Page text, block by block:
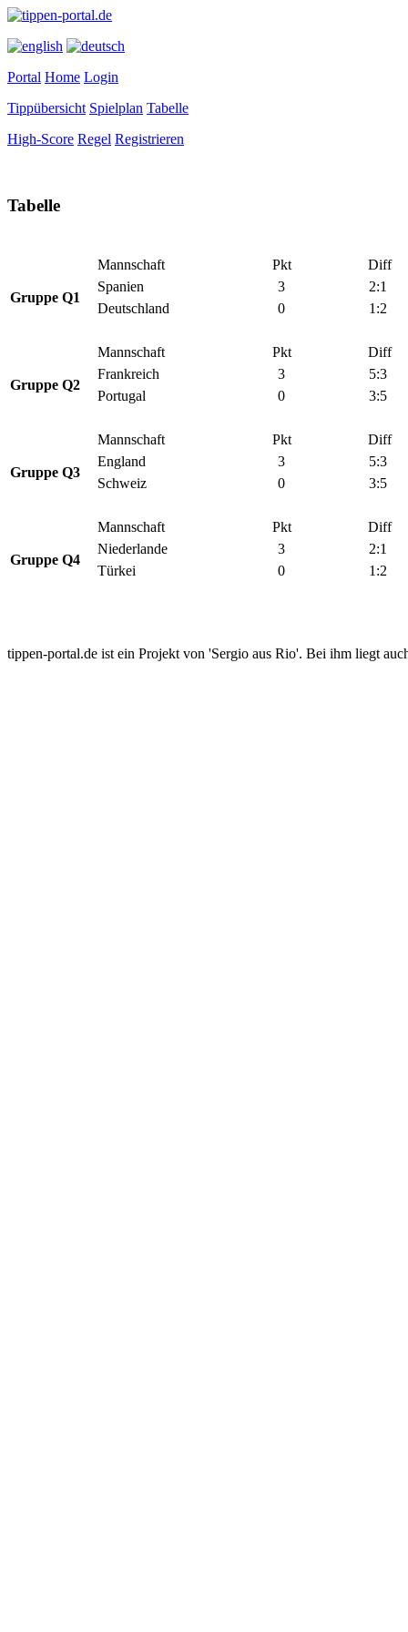
Portal Home Login
Tippübersicht Spielplan Tabelle
High-Score Regel Registrieren
Tabelle
Mannschaft Pkt Diff
Gruppe Q1
Spanien 3
2:1
Deutschland
0 1:2
Mannschaft Pkt Diff
Gruppe Q2
Frankreich 3
5:3
Portugal
0 3:5
Mannschaft Pkt Diff
Gruppe Q3
England 3
5:3
Schweiz
0 3:5
Mannschaft Pkt Diff
Gruppe Q4
Niederlande 3
2:1
Türkei
0 1:2
tippen-portal.de ist ein Projekt von 'Sergio aus Rio'. Bei ihm liegt